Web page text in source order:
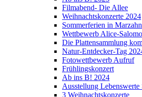
Filmabend- Die Allee
Weihnachtskonzerte 2024
Sommerferien in
Wettbewerb Alice-
Die Plattensammlung
Natur-Entdecker-Tag
Fotowettbewerb Aufruf
Frühlingskonzert
Ab ins B! 2024
Ausstellung Lebenswerte
3 Weihnachtskonzerte